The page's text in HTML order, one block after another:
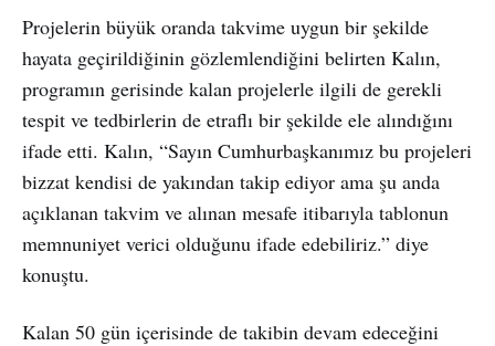
Projelerin büyük oranda takvime uygun bir şekilde
hayata geçirildiğinin gözlemlendiğini belirten Kalın,
programın gerisinde kalan projelerle ilgili de gerekli
tespit ve tedbirlerin de etraflı bir şekilde ele alındığını
ifade etti. Kalın, “Sayın Cumhurbaşkanımız bu projeleri
bizzat kendisi de yakından takip ediyor ama şu anda
açıklanan takvim ve alınan mesafe itibarıyla tablonun
memnuniyet verici olduğunu ifade edebiliriz.” diye
konuştu.
Kalan 50 gün içerisinde de takibin devam edeceğini